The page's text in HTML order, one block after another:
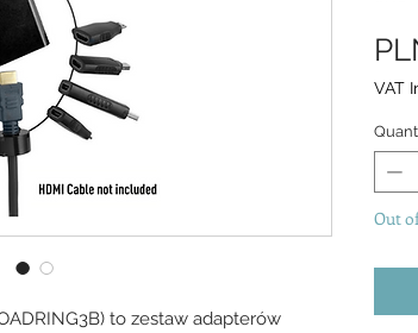
to zestaw adapterów
VAT
Out